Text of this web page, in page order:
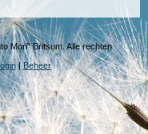
Mori" Britsum. Alle rechten
|Beheer